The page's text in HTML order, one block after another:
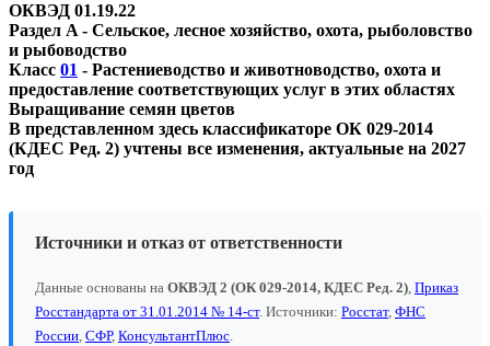
ОКВЭД 01.19.22
Раздел A - Сельское, лесное хозяйство, охота, рыболовство
и рыбоводство
Класс 01 - Растениеводство и животноводство, охота и
предоставление соответствующих услуг в этих областях
Выращивание семян цветов
В представленном здесь классификаторе ОК 029-2014
(КДЕС Ред. 2) учтены все изменения, актуальные на 2027
год
Источники и отказ от ответственности
Данные основаны на ОКВЭД 2 (ОК 029-2014, КДЕС Ред. 2), Приказ
Росстандарта от 31.01.2014 № 14-ст. Источники: Росстат, ФНС
России, СФР, КонсультантПлюс.